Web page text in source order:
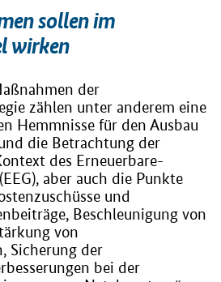
sollen im
wirken
der
zählen unter anderem eine
Hemmnisse für den Ausbau
die Betrachtung der
des Erneuerbare-
aber auch die Punkte
und
Beschleunigung von
von
Sicherung der
bei der